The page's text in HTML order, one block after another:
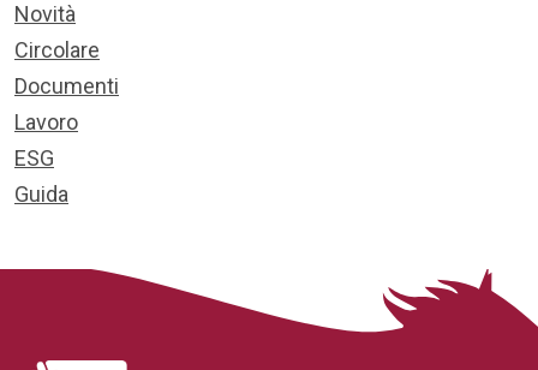
Novità
Circolare
Documenti
Lavoro
ESG
Guida